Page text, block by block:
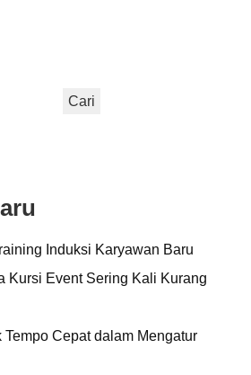
Cari
Induksi Karyawan Baru
Kursi Event Sering Kali Kurang
Cepat dalam Mengatur